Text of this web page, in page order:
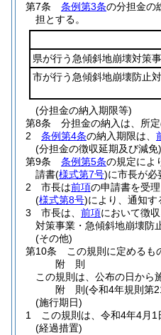
第7条
条例第3条の分担金の
担とする。
県が行う急傾斜地崩壊対策
市が行う急傾斜地崩壊防止
(分担金の納入期限等)
第8条
分担金の納入は、所
2
条例第4条の納入期限は、
(分担金の徴収延期及び減免)
第9条
条例第5条の規定によ
請書(様式第7号)に市長が必
2
市長は前項の申請書を受
(様式第8号)により、通知す
3
市長は、 前項において徴
対策事業・急傾斜地崩壊防
(その他)
第10条
この規則に定めるも
附 則
この規則は、公布の日から
附 則(令和4年規則第
(施行期日)
1
この規則は、令和4年4月1
(経過措置)